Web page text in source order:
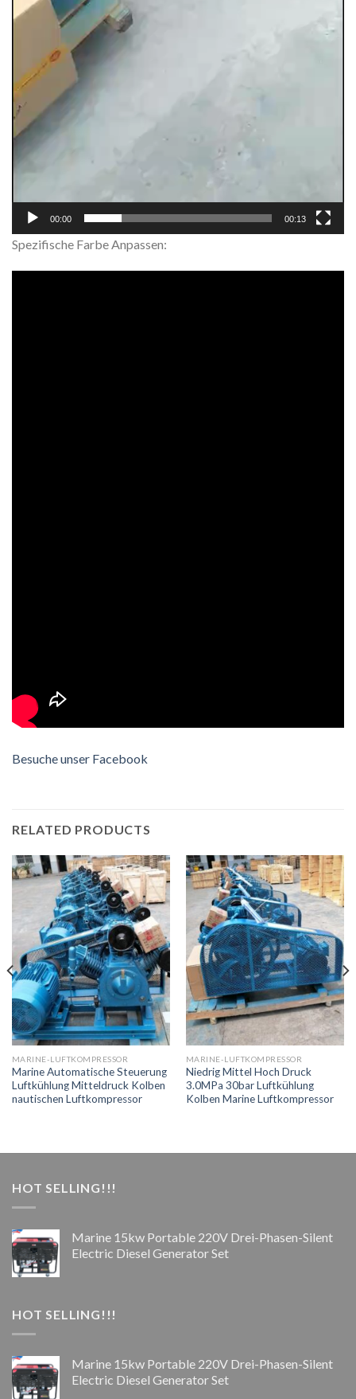
00:00 00:13
Spezifische Farbe Anpassen:
Besuche unser Facebook
RELATED PRODUCTS
MARINE-LUFTKOMPRESSOR
Marine Automatische Steuerung
Luftkühlung Mitteldruck Kolben
nautischen Luftkompressor
MARINE-LUFTKOMPRESSOR
Niedrig Mittel Hoch Druck
3.0MPa 30bar Luftkühlung
Kolben Marine Luftkompressor
HOT SELLING!!!
Marine 15kw Portable 220V Drei-Phasen-Silent
Electric Diesel Generator Set
HOT SELLING!!!
Marine 15kw Portable 220V Drei-Phasen-Silent
Electric Diesel Generator Set